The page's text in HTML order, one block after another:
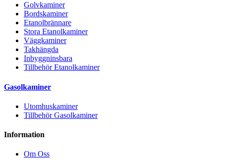
Golvkaminer
Bordskaminer
Etanolbrännare
Stora Etanolkaminer
Väggkaminer
Takhängda
Inbyggninsbara
Tillbehör Etanolkaminer
Gasolkaminer
Utomhuskaminer
Tillbehör Gasolkaminer
Information
Om Oss